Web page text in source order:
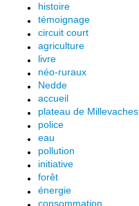
histoire
témoignage
circuit court
agriculture
livre
néo-ruraux
Nedde
accueil
plateau de Millevaches
police
eau
pollution
initiative
forêt
énergie
consommation